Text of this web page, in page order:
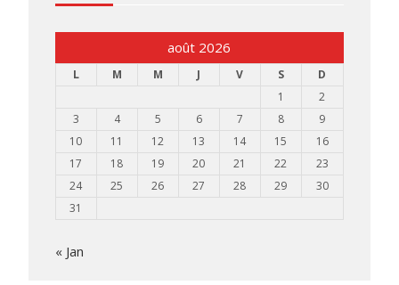
août 2026
L M M J V S
D
1
2
3
4 5 6 7 8
9
10
11 12 13 14 15
16
17
18 19 20 21 22
23
24
25 26 27 28 29
30
31
« Jan